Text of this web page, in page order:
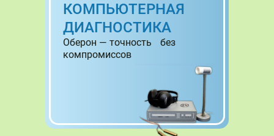
КОМПЬЮТЕРНАЯ
ДИАГНОСТИКА
Оберон — точность без
компромиссов